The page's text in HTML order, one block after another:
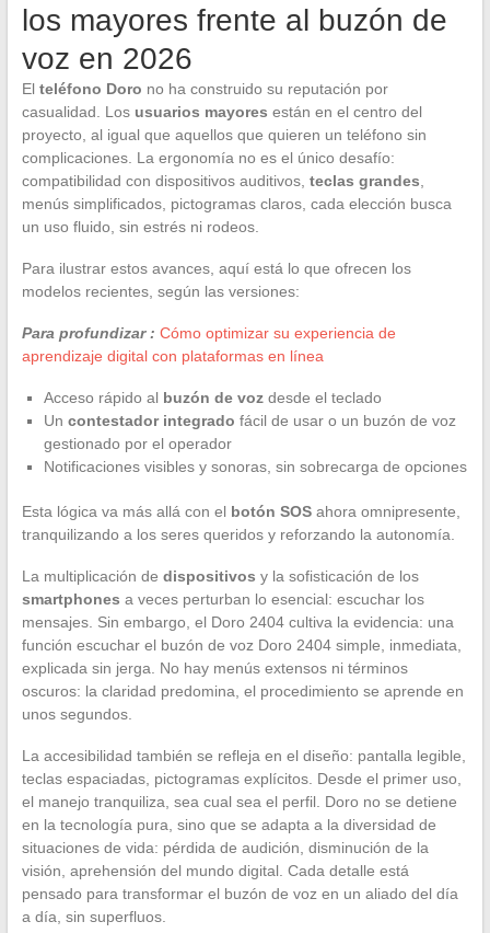
los mayores frente al buzón de
voz en 2026
El teléfono Doro no ha construido su reputación por
casualidad. Los usuarios mayores están en el centro del
proyecto, al igual que aquellos que quieren un teléfono sin
complicaciones. La ergonomía no es el único desafío:
compatibilidad con dispositivos auditivos, teclas grandes
menús simplificados, pictogramas claros, cada elección busca
un uso fluido, sin estrés ni rodeos.
Para ilustrar estos avances, aquí está lo que ofrecen los
modelos recientes, según las versiones:
Para profundizar : Cómo optimizar su experiencia de
aprendizaje digital con plataformas en línea
Acceso rápido al buzón de vozdesde el teclado
Un contestador integrado fácil de usar o un buzón de voz
gestionado por el operador
Notificaciones visibles y sonoras, sin sobrecarga de opciones
Esta lógica va más allá con el botón SOSahora omnipresente,
tranquilizando a los seres queridos y reforzando la autonomía.
La multiplicación de dispositivos y la sofisticación de los
smartphones a veces perturban lo esencial: escuchar los
mensajes. Sin embargo, el Doro 2404 cultiva la evidencia: una
función escuchar el buzón de voz Doro 2404 simple, inmediata,
explicada sin jerga. No hay menús extensos ni términos
oscuros: la claridad predomina, el procedimiento se aprende en
unos segundos.
La accesibilidad también se refleja en el diseño: pantalla legible,
teclas espaciadas, pictogramas explícitos. Desde el primer uso,
el manejo tranquiliza, sea cual sea el perfil. Doro no se detiene
en la tecnología pura, sino que se adapta a la diversidad de
situaciones de vida: pérdida de audición, disminución de la
visión, aprehensión del mundo digital. Cada detalle está
pensado para transformar el buzón de voz en un aliado del día
a día, sin superfluos.